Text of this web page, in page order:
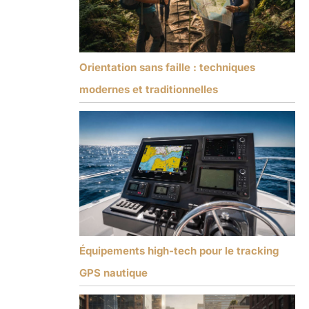
Orientation sans faille : techniques
modernes et traditionnelles
Équipements high-tech pour le tracking
GPS nautique